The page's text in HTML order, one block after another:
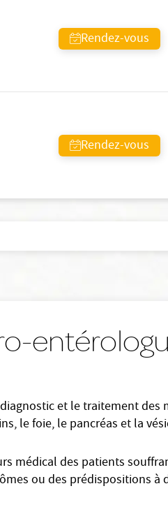
Rendez-vous
Rendez-vous
et le traitement des
le foie, le pancréas et la
médical des patients
ou des prédispositions à